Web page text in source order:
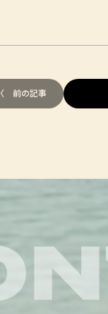
〈 前の記事